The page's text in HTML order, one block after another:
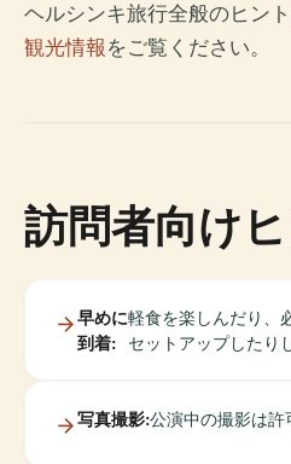
ヘルシンキ旅行全般のヒント
観光情報 をご覧ください。
訪問者向け
早めに
到着:
軽食を楽しんだり、
セットアップしたり
写真撮影:公演中の撮影は許